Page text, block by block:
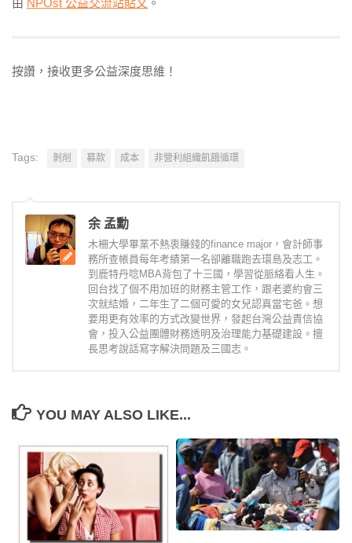
由 NPOst 公益交流站貼文 。
按讚，接收更多公益深度思維！
Tags: 剝削 募款 成本 非營利組織飢餓循環
余 孟勳
木柵大學畢業不熱衷賺錢的finance major，會計師事
務所查帳員每年考績第一名卻離職跑去環島及志工。
到鹿特丹唸MBA背包了十三國，學習從脈絡看人生。
回台找了個不用加班的財務主管工作，跟老婆約會三
次就結婚，二年生了二個可愛的女兒認真當宅爸。想
要用更有效率的方式改變世界，發起台灣公益責信協
會，投入公益團體財務透明及治理能力基礎建設。擅
長思考說話寫字解決問題及三國志。
YOU MAY ALSO LIKE...